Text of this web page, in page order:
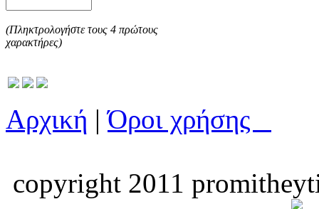
(Πληκτρολογήστε τους 4 πρώτους
χαρακτήρες)
Αρχική |Όροι χρήσης
copyright 2011